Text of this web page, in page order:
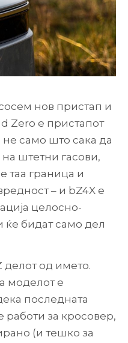
нов пристап и
Zero е пристапот
не само што сака да
штетни гасови,
таа граница и
– и bZ4X е
целосно-
бидат само дел
делот од името.
моделот е
последната
работи за кросовер,
(и тешко за